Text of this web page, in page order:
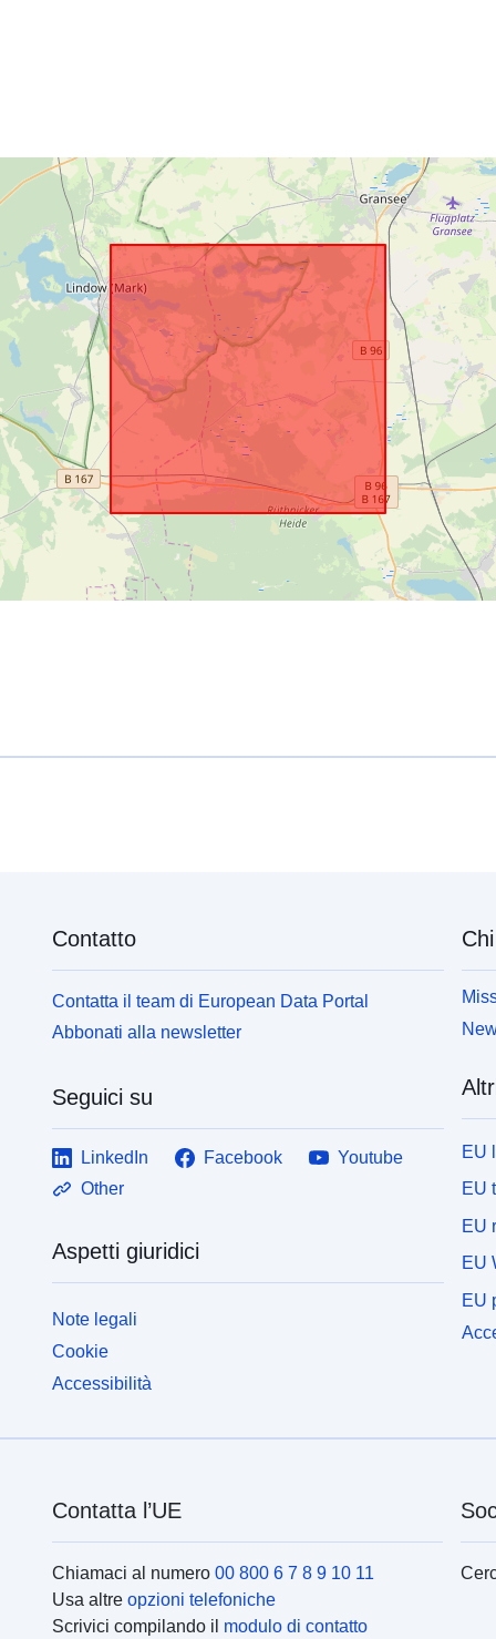
Contatto
Contatta il team di European Data Portal
Abbonati alla newsletter
Seguici su
LinkedIn Facebook
Youtube
Other
Aspetti giuridici
Note legali
Cookie
Accessibilità
EU
EU
EU
EU
EU
Contatta l’UE
Chiamaci al numero 00 800 6 7 8 9 10 11
Usa altre opzioni telefoniche
Scrivici compilando il modulo di contatto